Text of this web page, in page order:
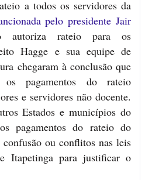
a todos os servidores da
pelo presidente Jair
autoriza rateio para os
Hagge e sua equipe de
chegaram à conclusão que
pagamentos do rateio
e servidores não docente.
Estados e municípios do
pagamentos do rateio do
ou conflitos nas leis
Itapetinga para justificar o